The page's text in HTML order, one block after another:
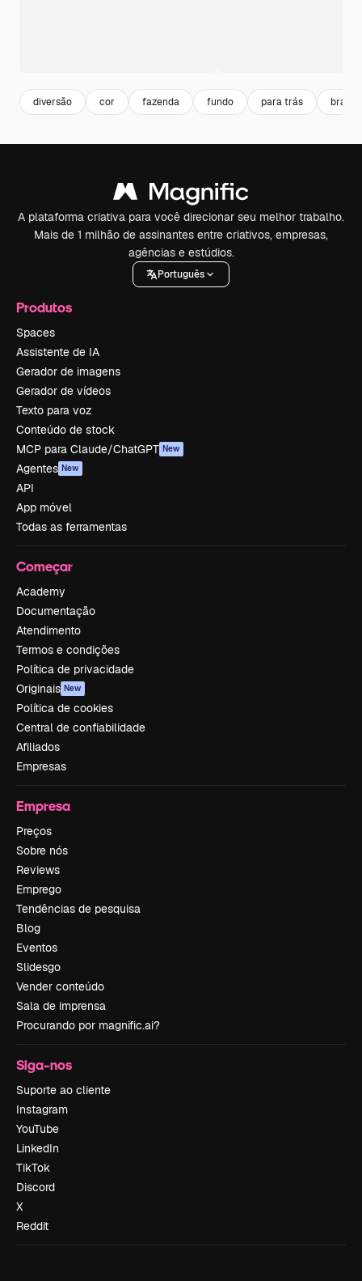
diversão cor fazenda fundo para trás branco
A plataforma criativa para você direcionar seu melhor trabalho.
Mais de 1 milhão de assinantes entre criativos, empresas,
agências e estúdios.
Português
Produtos
Spaces
Assistente de IA
Gerador de imagens
Gerador de vídeos
Texto para voz
Conteúdo de stock
MCP para Claude/ChatGPT New
Agentes New
API
App móvel
Todas as ferramentas
Começar
Academy
Documentação
Atendimento
Termos e condições
Política de privacidade
Originais New
Política de cookies
Central de confiabilidade
Afiliados
Empresas
Empresa
Preços
Sobre nós
Reviews
Emprego
Tendências de pesquisa
Blog
Eventos
Slidesgo
Vender conteúdo
Sala de imprensa
Procurando por magnific.ai?
Siga-nos
Suporte ao cliente
Instagram
YouTube
LinkedIn
TikTok
Discord
X
Reddit